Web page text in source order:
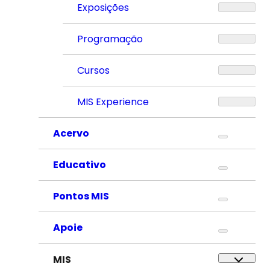
Exposições
Programação
Cursos
MIS Experience
Acervo
Educativo
Pontos MIS
Apoie
MIS